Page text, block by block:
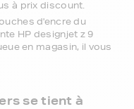
à prix discount.
d'encre du
HP designjet z 9
en magasin, il vous
se tient à